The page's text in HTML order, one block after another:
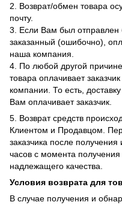
2. Возврат/обмен товара
почту.
3. Если Вам был отправлен
заказанный (ошибочно),
наша компания.
4. По любой другой
товара оплачивает
компании. То есть,
Вам оплачивает заказчик.
5. Возврат средств
Клиентом и Продавцом.
заказчика после
часов с момента
надлежащего качества.
Условия возврата для
В случае получения и